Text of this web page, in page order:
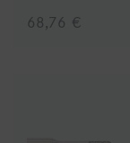
68,76 €